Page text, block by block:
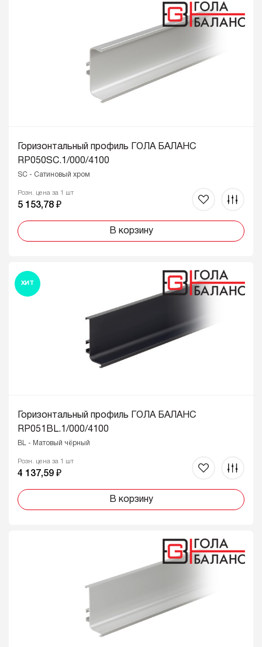
Горизонтальный профиль ГОЛА БАЛАНС
RP050SC.1/000/4100
SC - Сатиновый хром
Розн. цена за 1 шт
5 153,78 ₽
В корзину
ХИТ
Горизонтальный профиль ГОЛА БАЛАНС
RP051BL.1/000/4100
BL - Матовый чёрный
Розн. цена за 1 шт
4 137,59 ₽
В корзину